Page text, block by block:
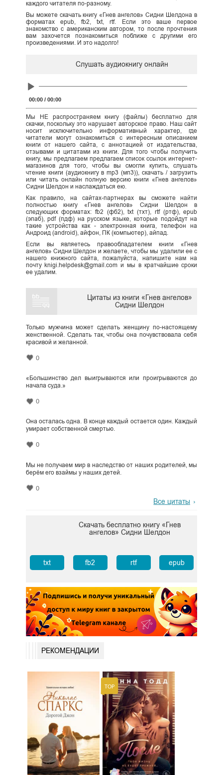
каждого читателя по-разному.
Вы можете скачать книгу «Гнев ангелов» Сидни Шелдона в
форматах epub, fb2, txt, rtf. Если это ваше первое
знакомство с американским автором, то после прочтения
вам захочется познакомиться поближе с другими его
произведениями. И это надолго!
Слушать аудиокнигу онлайн
Audio
00:00/ 00:00
Мы НЕ распространяем книгу (файлы) бесплатно для
скачки, поскольку это нарушает авторское право. Наш сайт
носит исключительно информативный характер, где
читатели могут ознакомиться с интересным описанием
книги от нашего сайта, с аннотацией от издательства,
отзывами и цитатами из книги. Для того чтобы получить
книгу, мы предлагаем предлагаем список ссылок интернет-
магазинов для того, чтобы вы смогли купить, слушать
чтение книги (аудиокнигу в mp3 (мп3)), скачать / загрузить
или читать онлайн полную версию книги «Гнев ангелов»
Сидни Шелдон и наслаждаться ею.
Как правило, на сайтах-партнерах вы сможете найти
полностью книгу «Гнев ангелов» Сидни Шелдон в
следующих форматах: fb2 (фб2), txt (тхт), rtf (ртф), epub
(эпаб), pdf (пдф) на русском языке, которые подойдут на
такие устройства как - электронная книга, телефон на
Андроид (android), айфон, ПК (компьютер), айпад.
Если вы являетесь правообладателем книги «Гнев
ангелов» Сидни Шелдон и желаете, чтобы мы удалили ее с
нашего книжного сайта, пожалуйста, напишите нам на
почту knigi.helpdesk@gmail.com и мы в кратчайшие сроки
ее удалим.
Цитаты из книги «Гнев ангелов»
Сидни Шелдон
Только мужчина может сделать женщину по-настоящему
женственной. Сделать так, чтобы она почувствовала себя
красивой и желанной.
0
«Большинство дел выигрываются или проигрываются до
начала суда.»
0
Она осталась одна. В конце каждый остается один. Каждый
умирает собственной смертью.
0
Мы не получаем мир в наследство от наших родителей, мы
берём его взаймы у наших детей.
0
Все цитаты
Скачать бесплатно книгу «Гнев
ангелов» Сидни Шелдон
txt fb2 rtf epub
РЕКОМЕНДАЦИИ